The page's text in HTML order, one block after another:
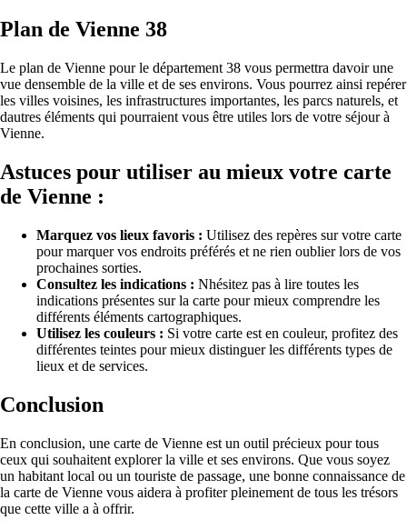
Plan de Vienne 38
Le plan de Vienne pour le département 38 vous permettra davoir une
vue densemble de la ville et de ses environs. Vous pourrez ainsi repérer
les villes voisines, les infrastructures importantes, les parcs naturels, et
dautres éléments qui pourraient vous être utiles lors de votre séjour à
Vienne.
Astuces pour utiliser au mieux votre carte
de Vienne :
Marquez vos lieux favoris : Utilisez des repères sur votre carte
pour marquer vos endroits préférés et ne rien oublier lors de vos
prochaines sorties.
Consultez les indications : Nhésitez pas à lire toutes les
indications présentes sur la carte pour mieux comprendre les
différents éléments cartographiques.
Utilisez les couleurs : Si votre carte est en couleur, profitez des
différentes teintes pour mieux distinguer les différents types de
lieux et de services.
Conclusion
En conclusion, une carte de Vienne est un outil précieux pour tous
ceux qui souhaitent explorer la ville et ses environs. Que vous soyez
un habitant local ou un touriste de passage, une bonne connaissance de
la carte de Vienne vous aidera à profiter pleinement de tous les trésors
que cette ville a à offrir.